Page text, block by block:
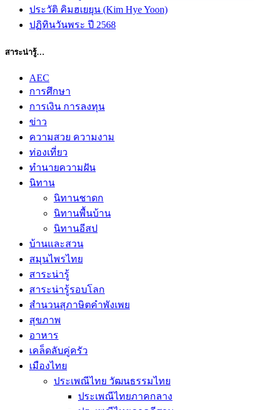
ประวัติ คิมฮเยยุน (Kim Hye Yoon)
ปฏิทินวันพระ ปี 2568
สาระน่ารู้…
AEC
การศึกษา
การเงิน การลงทุน
ข่าว
ความสวย ความงาม
ท่องเที่ยว
ทํานายความฝัน
นิทาน
นิทานชาดก
นิทานพื้นบ้าน
นิทานอีสป
บ้านและสวน
สมุนไพรไทย
สาระน่ารู้
สาระน่ารู้รอบโลก
สำนวนสุภาษิตคำพังเพย
สุขภาพ
อาหาร
เคล็ดลับคู่ครัว
เมืองไทย
ประเพณีไทย วัฒนธรรมไทย
ประเพณีไทยภาคกลาง